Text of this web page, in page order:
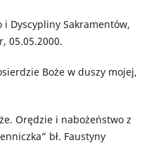
Dyscypliny Sakramentów,
05.05.2000.
Boże w duszy mojej,
Orędzie i nabożeństwo z
bł. Faustyny